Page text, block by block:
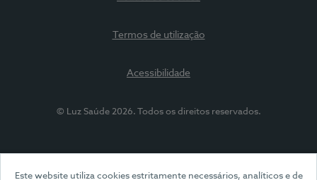
Este website utiliza cookies estritamente necessários, analíticos e de
Termos de utilização
Acessibilidade
© Luz Saúde 2026. Todos os direitos reservados.